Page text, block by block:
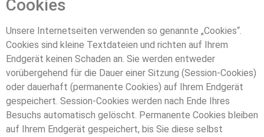
Cookies
Unsere Internetseiten verwenden so genannte „Cookies“.
Cookies sind kleine Textdateien und richten auf Ihrem
Endgerät keinen Schaden an. Sie werden entweder
vorübergehend für die Dauer einer Sitzung (Session-Cookies)
oder dauerhaft (permanente Cookies) auf Ihrem Endgerät
gespeichert. Session-Cookies werden nach Ende Ihres
Besuchs automatisch gelöscht. Permanente Cookies bleiben
auf Ihrem Endgerät gespeichert, bis Sie diese selbst